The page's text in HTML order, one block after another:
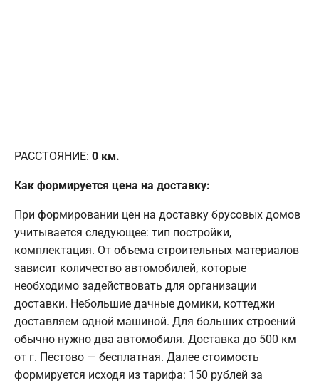
РАССТОЯНИЕ: 0 км.
Как формируется цена на доставку:
При формировании цен на доставку брусовых домов
учитывается следующее: тип постройки,
комплектация. От объема строительных материалов
зависит количество автомобилей, которые
необходимо задействовать для организации
доставки. Небольшие дачные домики, коттеджи
доставляем одной машиной. Для больших строений
обычно нужно два автомобиля. Доставка до 500 км
от г. Пестово — бесплатная. Далее стоимость
формируется исходя из тарифа: 150 рублей за